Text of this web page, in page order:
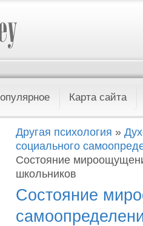
Карта сайта
Другая психология »
социального
Состояние
школьников
Состояние